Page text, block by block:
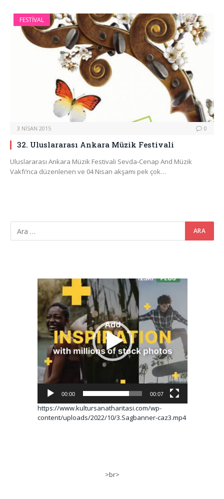
FESTIVAL
3 NISAN 2015 0
32. Uluslararası Ankara Müzik Festivali
Uluslararası Ankara Müzik Festivali Sevda-Cenap And Müzik
Vakfı’nca düzenlenen ve 04 Nisan akşamı pek çok…
Video
oynatıcı
00:00 00:07
https://www.kultursanatharitasi.com/wp-
content/uploads/2022/10/3.Sagbanner-caz3.mp4
>br>